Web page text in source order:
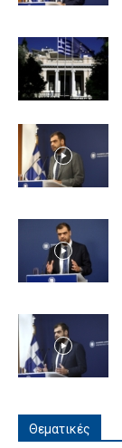
Θεματικές